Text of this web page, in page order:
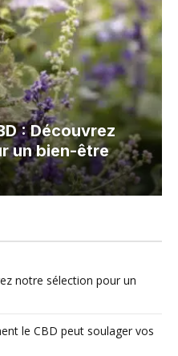
: Découvrez
un bien-être
notre sélection pour un
le CBD peut soulager vos